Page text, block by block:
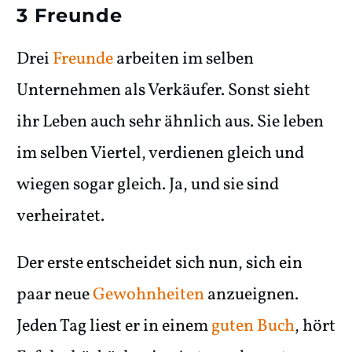
3 Freunde
DreiFreundearbeiten im selben
Unternehmen als Verkäufer. Sonst sieht
ihr Leben auch sehr ähnlich aus. Sie leben
im selben Viertel, verdienen gleich und
wiegen sogar gleich. Ja, und sie sind
verheiratet.
Der erste entscheidet sich nun, sich ein
paar neueGewohnheitenanzueignen.
Jeden Tag liest er in einemguten Buch, hört